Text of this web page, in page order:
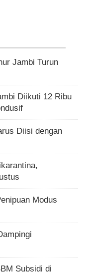
Jambi Turun
Diikuti 12 Ribu
Diisi dengan
Modus
Subsidi di